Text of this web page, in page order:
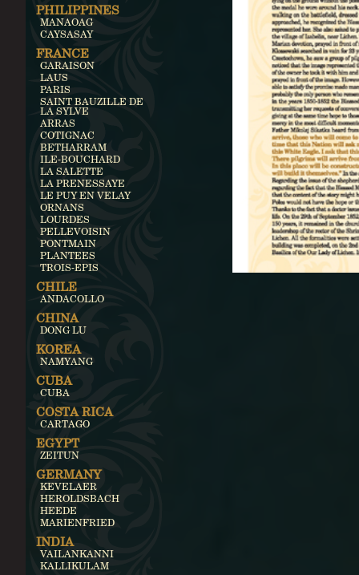
PHILIPPINES
MANAOAG
CAYSASAY
FRANCE
GARAISON
LAUS
PARIS
SAINT BAUZILLE DE
LA SYLVE
ARRAS
COTIGNAC
BETHARRAM
ILE-BOUCHARD
LA SALETTE
LA PRENESSAYE
LE PUY EN VELAY
ORNANS
LOURDES
PELLEVOISIN
PONTMAIN
PLANTEES
TROIS-EPIS
CHILE
ANDACOLLO
CHINA
DONG LU
KOREA
NAMYANG
CUBA
CUBA
COSTA RICA
CARTAGO
EGYPT
ZEITUN
GERMANY
KEVELAER
HEROLDSBACH
HEEDE
MARIENFRIED
INDIA
VAILANKANNI
KALLIKULAM